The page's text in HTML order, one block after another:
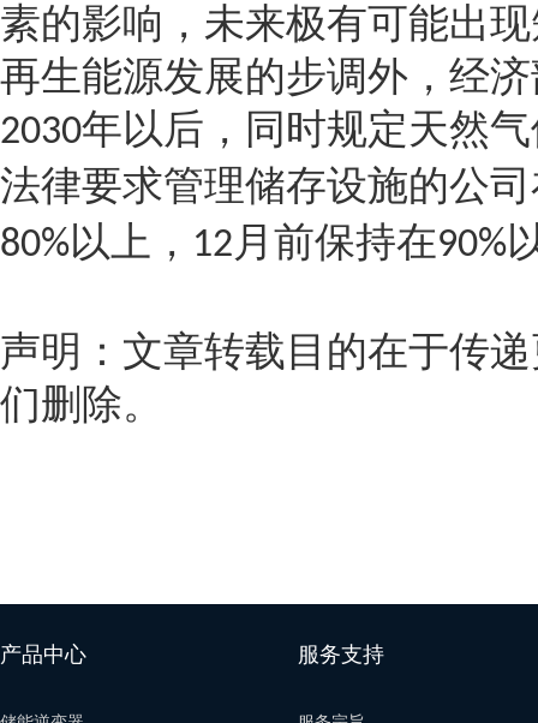
素的影响，未来极有可能出
再生能源发展的步调外，经
2030年以后，同时规定天然
法律要求管理储存设施的公
80%以上， 12 月前保持在90%
声明：文章转载目的在于传
们删除。
产品中心 服务支持